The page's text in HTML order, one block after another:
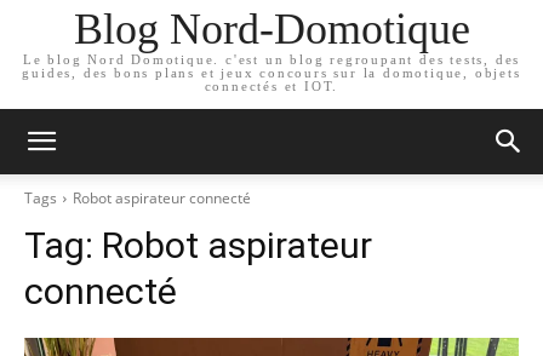
Blog Nord-Domotique
Le blog Nord Domotique. c'est un blog regroupant des tests, des
guides, des bons plans et jeux concours sur la domotique, objets
connectés et IOT.
Tags Robot aspirateur connecté
Tag: Robot aspirateur
connecté